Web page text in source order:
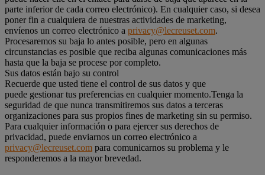
parte inferior de cada correo electrónico). En cualquier caso, si desea
poner fin a cualquiera de nuestras actividades de marketing,
envíenos un correo electrónico a privacy@lecreuset.com.
Procesaremos su baja lo antes posible, pero en algunas
circunstancias es posible que reciba algunas comunicaciones más
hasta que la baja se procese por completo.
Sus datos están bajo su control
Recuerde que usted tiene el control de sus datos y que
puede gestionar tus preferencias en cualquier momento.Tenga la
seguridad de que nunca transmitiremos sus datos a terceras
organizaciones para sus propios fines de marketing sin su permiso.
Para cualquier información o para ejercer sus derechos de
privacidad, puede enviarnos un correo electrónico a
privacy@lecreuset.com para comunicarnos su problema y le
responderemos a la mayor brevedad.